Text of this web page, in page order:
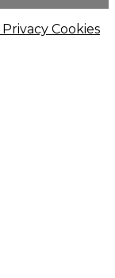
Privacy Cookies